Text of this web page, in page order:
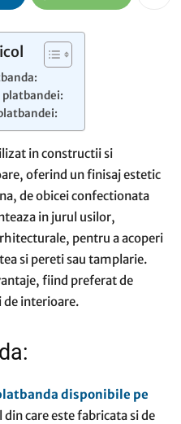
platbandei:
in constructii si
oferind un finisaj estetic
de obicei confectionata
in jurul usilor,
pentru a acoperi
si pereti sau tamplarie.
fiind preferat de
interioare.
disponibile pe
care este fabricata si de